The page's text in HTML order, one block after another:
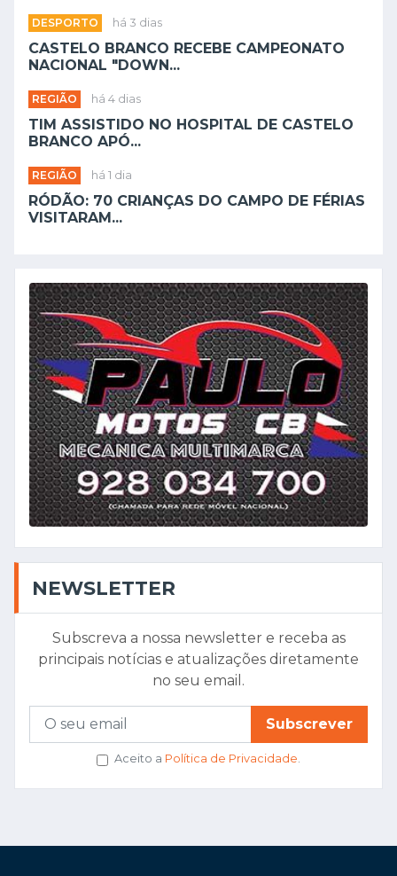
DESPORTO há 3 dias
CASTELO BRANCO RECEBE CAMPEONATO
NACIONAL "DOWN...
REGIÃO há 4 dias
TIM ASSISTIDO NO HOSPITAL DE CASTELO
BRANCO APÓ...
REGIÃO há 1 dia
RÓDÃO: 70 CRIANÇAS DO CAMPO DE FÉRIAS
VISITARAM...
NEWSLETTER
Subscreva a nossa newsletter e receba as
principais notícias e atualizações diretamente
no seu email.
Subscrever
Aceito a Política de Privacidade